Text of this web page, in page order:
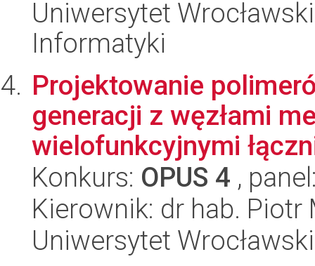
Uniwersytet
Informatyki
Projektowanie
generacji z węzłami
wielofunkcyjnymi
Konkurs: OPUS 4 ,
Kierownik: dr hab. Piotr
Uniwersytet